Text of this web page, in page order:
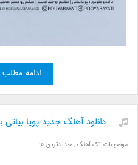
ادامه مطلب
دانلود آهنگ جدید پویا
موضوعات:تک آهنگ ,جدیدترین ها